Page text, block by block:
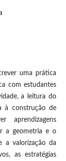
uma prática
com estudantes
a leitura do
à construção de
aprendizagens
a geometria e o
a valorização da
as estratégias